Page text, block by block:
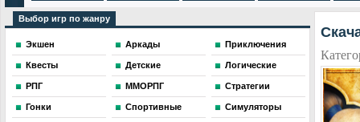
Выбор игр по жанру
Экшен Аркады Приключения
Квесты Детские Логические
РПГ ММОРПГ Стратегии
Гонки Спортивные Симуляторы